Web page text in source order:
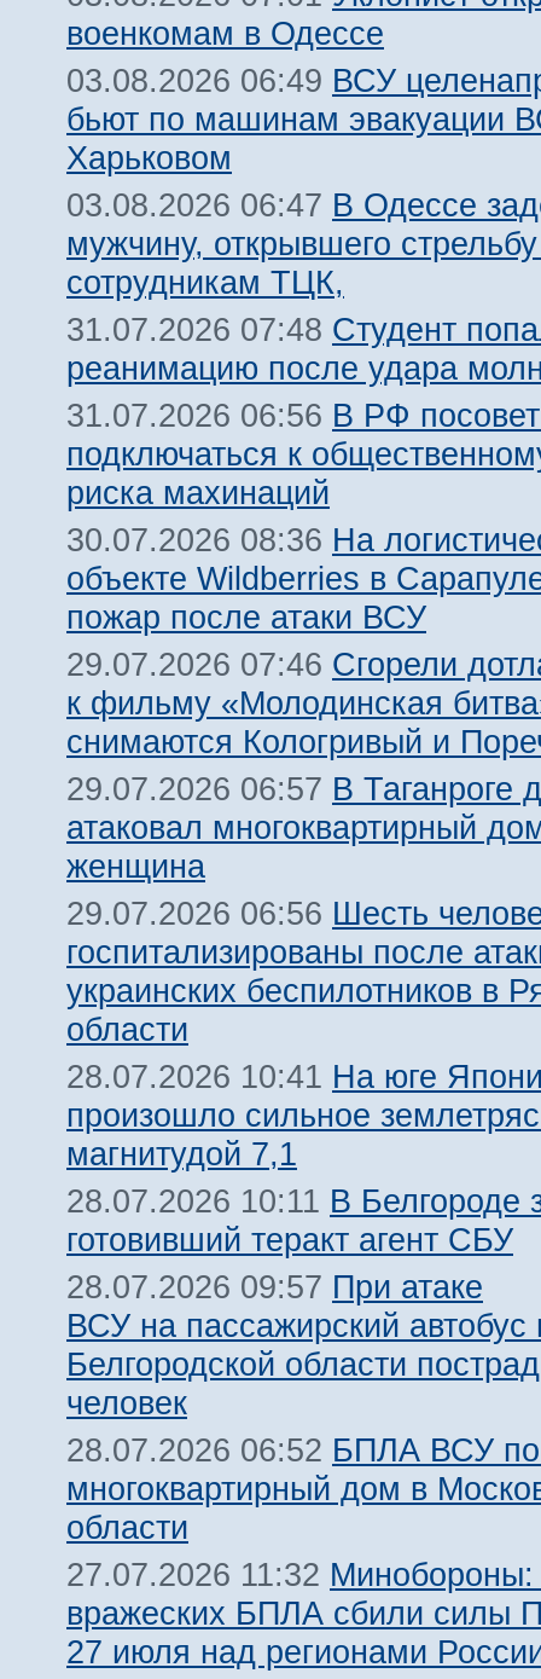
военкомам в Одессе
03.08.2026 06:49 ВСУ
бьют по машинам эвакуации
Харьковом
03.08.2026 06:47 В Одессе
мужчину, открывшего
сотрудникам ТЦК,
31.07.2026 07:48 Студент
реанимацию после удара
31.07.2026 06:56 В РФ
подключаться к
риска махинаций
30.07.2026 08:36 На
объекте Wildberries в
пожар после атаки ВСУ
29.07.2026 07:46 Сгорели
к фильму «Молодинская
снимаются Кологривый и
29.07.2026 06:57 В Таганроге
атаковал многоквартирный
женщина
29.07.2026 06:56 Шесть
госпитализированы после
украинских беспилотников в
области
28.07.2026 10:41 На юге
произошло сильное
магнитудой 7,1
28.07.2026 10:11 В Белгороде
готовивший теракт агент СБУ
28.07.2026 09:57 При атаке
ВСУ на пассажирский автобус
Белгородской области
человек
28.07.2026 06:52 БПЛА ВСУ
многоквартирный дом в
области
27.07.2026 11:32 Минобороны:
вражеских БПЛА сбили силы
27 июля над регионами